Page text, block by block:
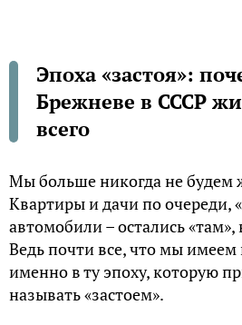
Эпоха «застоя»:
Брежневе в СССР
всего
Мы больше никогда не будем
Квартиры и дачи по очереди,
автомобили – остались
Ведь почти все, что мы
именно в ту эпоху, которую
называть «застоем».